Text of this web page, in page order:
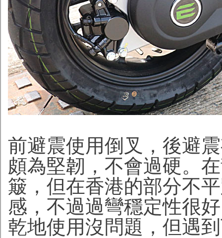
前避震使用倒叉，後避
頗為堅韌，不會過硬。
簸，但在香港的部分不
感，不過過彎穩定性很
乾地使用沒問題，但遇